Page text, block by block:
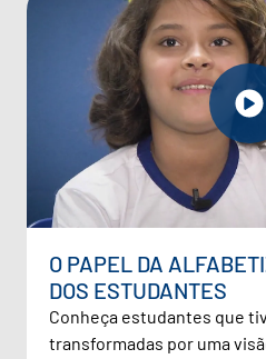
O PAPEL DA
DOS ESTUDANTES
Conheça estudantes que
transformadas por uma